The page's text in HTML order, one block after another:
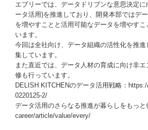
エブリーでは、データドリブンな意思決定
ータ活用)を推進しており、開発本部ではデ
を増やすことと活用可能なデータを増やす
います。
今回は全社向け、データ組織の活性化を推
集しています。
また直近では、データ人材の育成に向け非
修も行っています。
DELISH KITCHENのデータ活用戦略：
0220125-2/
データ活用のさらなる推進が暮らしをもっ
career/article/value/every/